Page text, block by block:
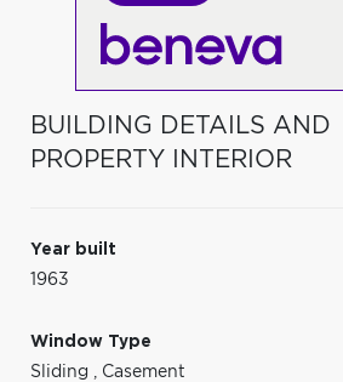
BUILDING DETAILS AND
PROPERTY INTERIOR
Year built
1963
Window Type
Sliding , Casement